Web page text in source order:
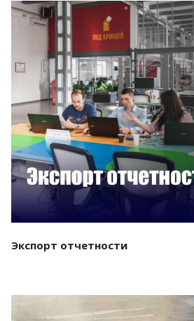
Смотреть проект
Экспорт отчетности